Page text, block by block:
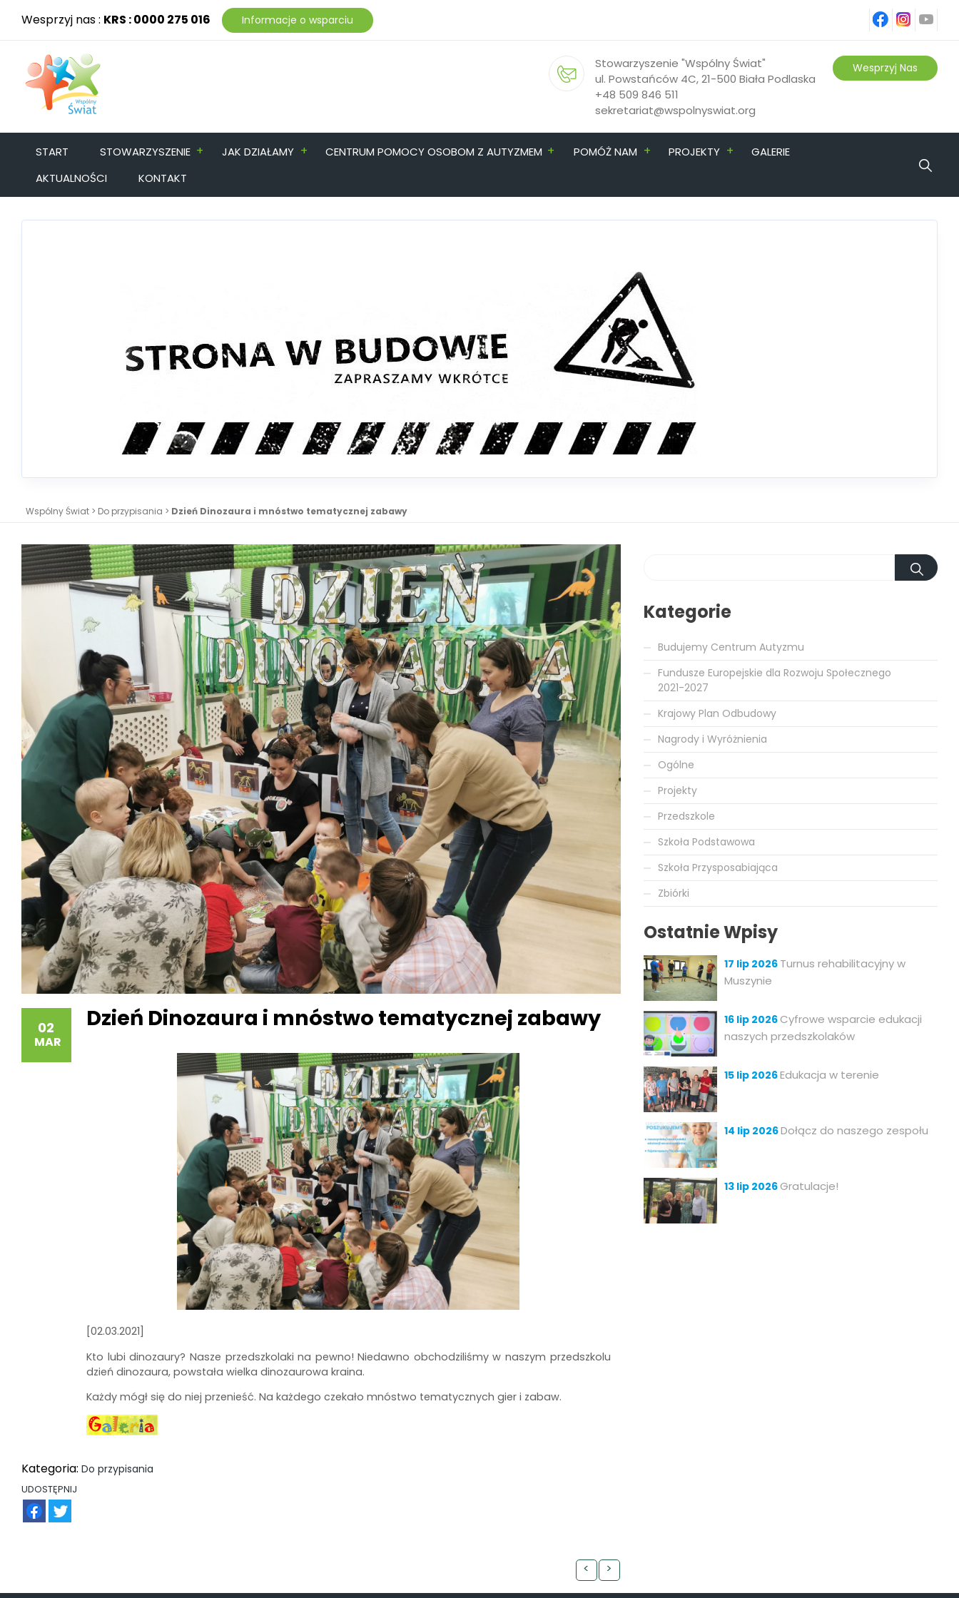
Wesprzyj nas : KRS : 0000 275 016 Informacje o wsparciu
ins
Stowarzyszenie "Wspólny Świat"
ul. Powstańców 4C, 21-500 Biała Podlaska
+48 509 846 511
sekretariat@wspolnyswiat.org
Wesprzyj Nas
START STOWARZYSZENIE + JAK DZIAŁAMY + CENTRUM POMOCY OSOBOM Z AUTYZMEM + POMÓŻ NAM + PROJEKTY +
GALERIE
AKTUALNOŚCI
KONTAKT
Wspólny Świat > Do przypisania > Dzień Dinozaura i mnóstwo tematycznej zabawy
02
MAR
Dzień Dinozaura i mnóstwo tematycznej zabawy
[02.03.2021]
Kto lubi dinozaury? Nasze przedszkolaki na pewno! Niedawno obchodziliśmy w naszym przedszkolu
dzień dinozaura, powstała wielka dinozaurowa kraina.
Każdy mógł się do niej przenieść. Na każdego czekało mnóstwo tematycznych gier i zabaw.
Kategoria: Do przypisania
UDOSTĘPNIJ
< >
Kategorie
Budujemy Centrum Autyzmu
Fundusze Europejskie dla Rozwoju Społecznego
2021-2027
Krajowy Plan Odbudowy
Nagrody i Wyróżnienia
Ogólne
Projekty
Przedszkole
Szkoła Podstawowa
Szkoła Przysposabiająca
Zbiórki
Ostatnie Wpisy
17 lip 2026 Turnus rehabilitacyjny w
Muszynie
16 lip 2026 Cyfrowe wsparcie edukacji
naszych przedszkolaków
15 lip 2026Edukacja w terenie
14 lip 2026Dołącz do naszego zespołu
13 lip 2026 Gratulacje!